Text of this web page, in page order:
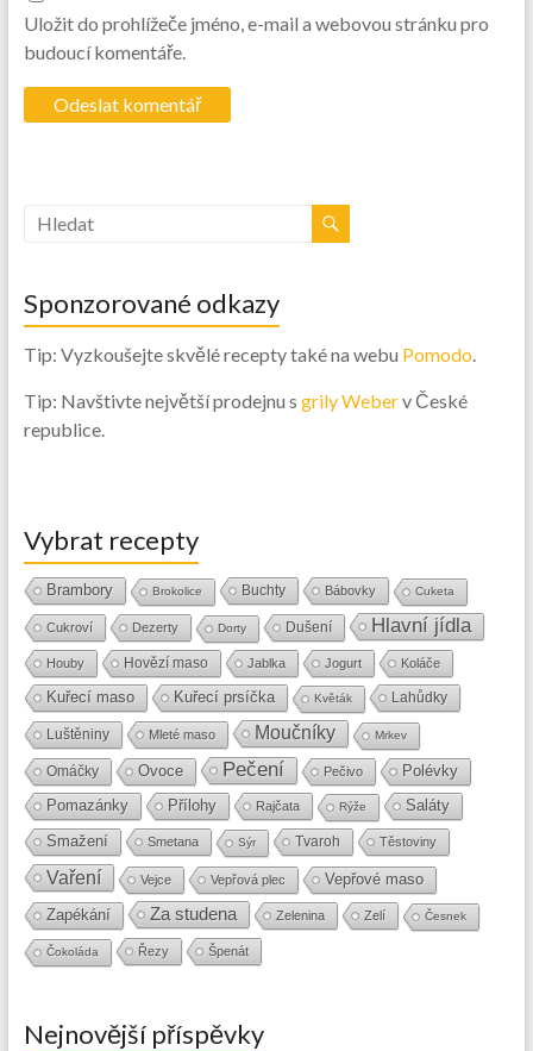
Uložit do prohlížeče jméno, e-mail a webovou stránku pro
budoucí komentáře.
Sponzorované odkazy
Tip: Vyzkoušejte skvělé recepty také na webu Pomodo.
Tip: Navštivte největší prodejnu s grily Weberv České
republice.
Vybrat recepty
Brambory Brokolice Buchty Bábovky Cuketa
Cukroví Dezerty Dorty Dušení Hlavní jídla
Houby Hovězí maso Jablka Jogurt Koláče
Kuřecí maso Kuřecí prsíčka Květák Lahůdky
Luštěniny Mleté maso Moučníky Mrkev
Omáčky Ovoce Pečení Pečivo Polévky
Pomazánky Přílohy Rajčata Rýže
Saláty
Smažení
Smetana Sýr Tvaroh Těstoviny
Vaření Vejce Vepřová plec
Vepřové maso
Zapékání
Za studena Zelenina Zelí Česnek
Čokoláda Řezy Špenát
Nejnovější příspěvky